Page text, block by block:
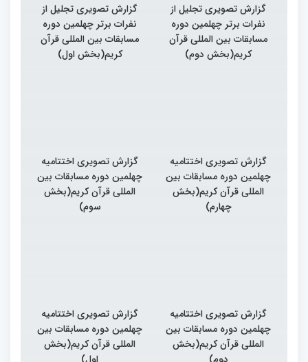
گزارش تصویری تجلیل از
نفرات برتر چهلمین دوره
مسابقات بین المللی قرآن
کریم(بخش دوم)
گزارش تصویری تجلیل از
نفرات برتر چهلمین دوره
مسابقات بین المللی قرآن
کریم(بخش اول)
گزارش تصویری اختتامیه
چهلمین دوره مسابقات بین
المللی قرآن کریم(بخش
چهارم)
گزارش تصویری اختتامیه
چهلمین دوره مسابقات بین
المللی قرآن کریم(بخش
سوم)
گزارش تصویری اختتامیه
چهلمین دوره مسابقات بین
المللی قرآن کریم(بخش
دوم)
گزارش تصویری اختتامیه
چهلمین دوره مسابقات بین
المللی قرآن کریم(بخش
اول)